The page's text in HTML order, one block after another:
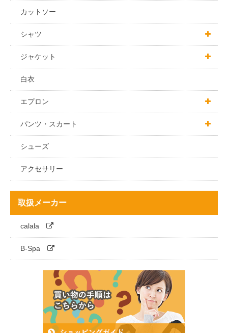
カットソー
シャツ 
男女兼用
男性用
女性用
ジャケット 
男女兼用
男性用
女性用
白衣
エプロン 
胸付エプロン
サロンエプロン
パンツ・スカート 
パンツ
スカート
シューズ
アクセサリー
取扱メーカー
calala
B-Spa